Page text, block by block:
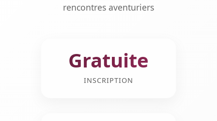
rencontres aventuriers
Gratuite
INSCRIPTION